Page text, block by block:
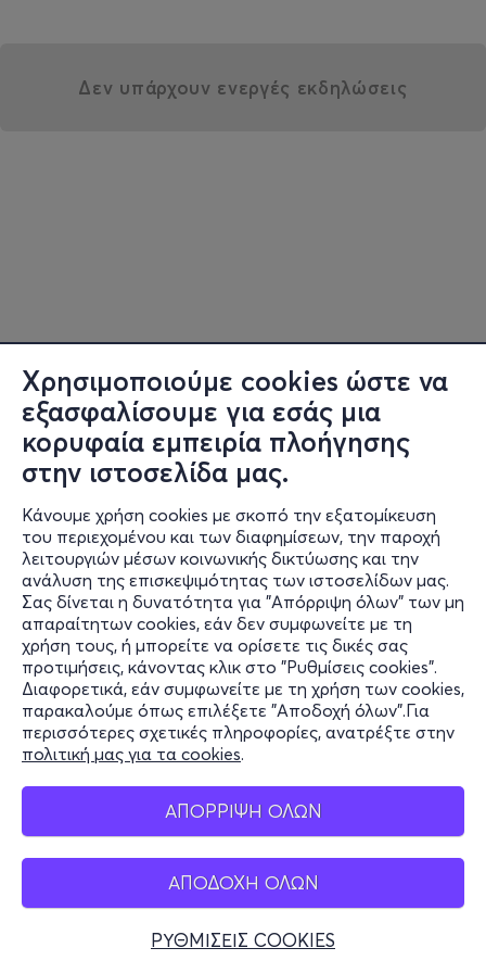
Χρησιμοποιούμε cookies ώστε να
εξασφαλίσουμε για εσάς μια
κορυφαία εμπειρία πλοήγησης
στην ιστοσελίδα μας.
Κάνουμε χρήση cookies με σκοπό την εξατομίκευση
του περιεχομένου και των διαφημίσεων, την παροχή
λειτουργιών μέσων κοινωνικής δικτύωσης και την
ανάλυση της επισκεψιμότητας των ιστοσελίδων μας.
Σας δίνεται η δυνατότητα για "Απόρριψη όλων" των μη
απαραίτητων cookies, εάν δεν συμφωνείτε με τη
χρήση τους, ή μπορείτε να ορίσετε τις δικές σας
προτιμήσεις, κάνοντας κλικ στο "Ρυθμίσεις cookies".
Διαφορετικά, εάν συμφωνείτε με τη χρήση των cookies,
παρακαλούμε όπως επιλέξετε "Αποδοχή όλων".Για
περισσότερες σχετικές πληροφορίες, ανατρέξτε στην
πολιτική μας για τα cookies.
ΑΠΟΡΡΙΨΗ ΟΛΩΝ
ΑΠΟΔΟΧΗ ΟΛΩΝ
ΡΥΘΜΙΣΕΙΣ COOKIES
Δεν υπάρχουν ενεργές εκδηλώσεις